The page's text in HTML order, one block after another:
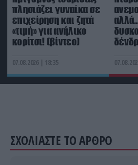
ΤΕΧΝΟΛΟΓΙΑ 09:11
Προηγμένο Al μοντέλο στην
μοιάζει ο Παράδεισος και
εντυπωσιακά
ΚΑΤΟΙΚΙΔΙΑ 09:03
Δείτε βίντεο: Μετά από
πλησιάζει γυναίκα σε
επιχείρηση και ζητά
«τιμή» για ανήλικο
κορίτσι! (βίντεο)
07.08.2026 | 18:35
ΣΧΟΛΙΑΣΤΕ ΤΟ ΑΡΘΡΟ